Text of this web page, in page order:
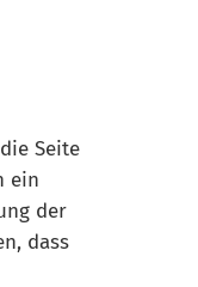
Seite
ein
der
dass